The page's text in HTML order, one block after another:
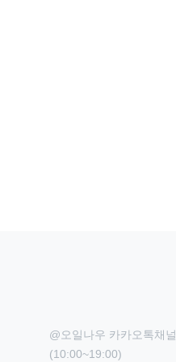
@오일나우 카카오톡채널
(10:00~19:00)